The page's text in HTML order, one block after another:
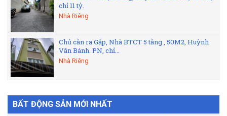
chỉ 11 tỷ.
Nhà Riêng
Chủ cần ra Gấp, Nhà BTCT 5 tầng , 50M2, Huỳnh
Văn Bánh. PN, chỉ...
Nhà Riêng
BẤT ĐỘNG SẢN MỚI NHẤT